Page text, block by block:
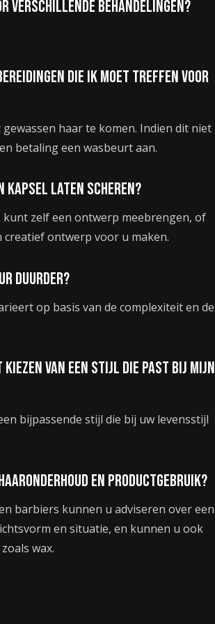
verschillende behandelingen?
die ik moet treffen voor
gewassen haar te komen. Indien dit niet
betaling een wasbeurt aan.
kapsel laten scheren?
kunt zelf een ontwerp meebrengen, of
ontwerp voor u maken.
duurder?
op basis van de complexiteit en de
kiezen van een stijl die past bij mijn
bijpassende stijl die bij uw levensstijl
en productgebruik?
barbiers kunnen u adviseren over een
en situatie, en kunnen u ook
wax.